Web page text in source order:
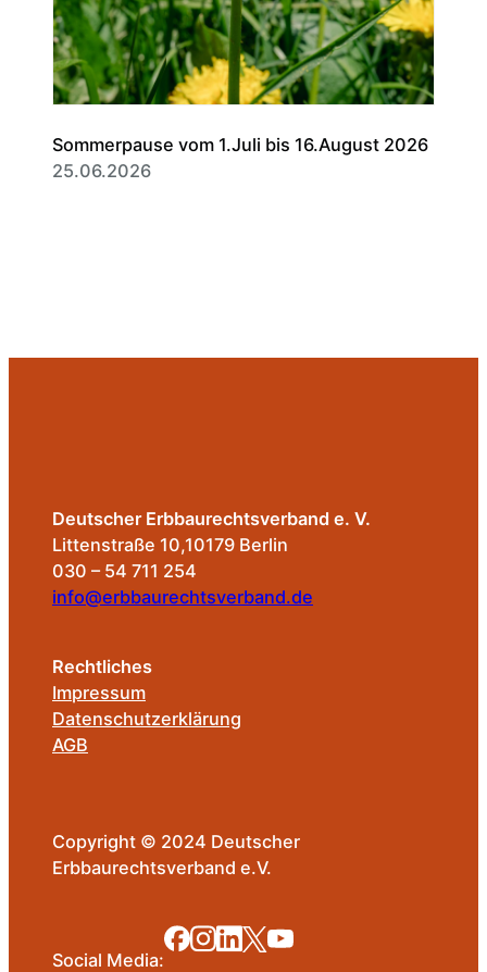
Sommerpause vom 1.Juli bis 16.August 2026
25.06.2026
Deutscher Erbbaurechtsverband e. V.
Littenstraße 10,10179 Berlin
030 – 54 711 254
info@erbbaurechtsverband.de
Rechtliches
Impressum
Datenschutzerklärung
AGB
Copyright © 2024 Deutscher
Erbbaurechtsverband e.V.
Social Media: